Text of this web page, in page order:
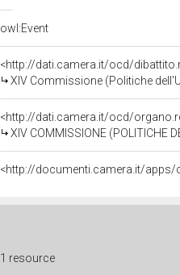
owl:Event
<http://dati.camera.it/ocd/
XIV Commissione (Politiche
<http://dati.camera.it/ocd/
XIV COMMISSIONE (POLITICHE
1 resource